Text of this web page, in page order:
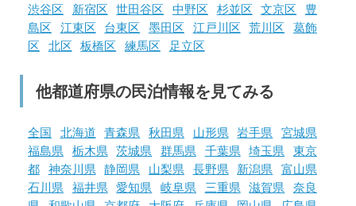
渋谷区
新宿区 世田谷区 中野区 杉並区 文京区
豊
島区
江東区 台東区 墨田区 江戸川区 荒川区
葛飾
区
北区 板橋区 練馬区 足立区
他都道府県の民泊情報を見てみる
全国 北海道 青森県 秋田県 山形県 岩手県
宮城県
福島県
栃木県 茨城県 群馬県 千葉県 埼玉県
東京
都
神奈川県 静岡県 山梨県 長野県 新潟県
富山県
石川県
福井県 愛知県 岐阜県 三重県 滋賀県
奈良